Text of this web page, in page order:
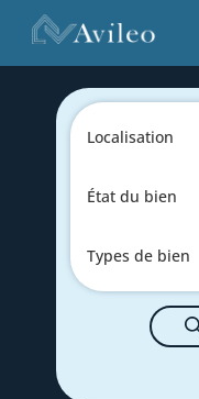
Localisation
État du bien
Types de bien